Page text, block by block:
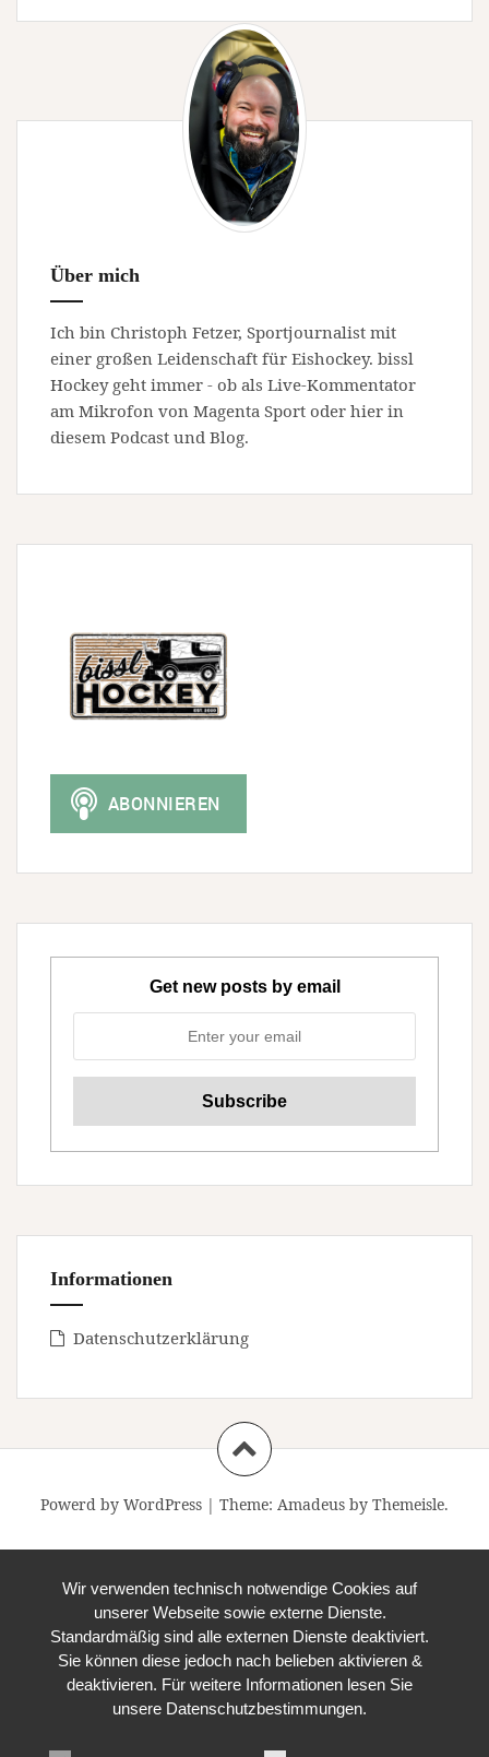
Über mich
Ich bin Christoph Fetzer, Sportjournalist mit
einer großen Leidenschaft für Eishockey. bissl
Hockey geht immer - ob als Live-Kommentator
am Mikrofon von Magenta Sport oder hier in
diesem Podcast und Blog.
Get new posts by email
Informationen
Datenschutzerklärung
Powerd by WordPress | Theme: Amadeus by Themeisle.
Wir verwenden technisch notwendige Cookies auf
unserer Webseite sowie externe Dienste.
Standardmäßig sind alle externen Dienste deaktiviert.
Sie können diese jedoch nach belieben aktivieren &
deaktivieren. Für weitere Informationen lesen Sie
unsere Datenschutzbestimmungen.